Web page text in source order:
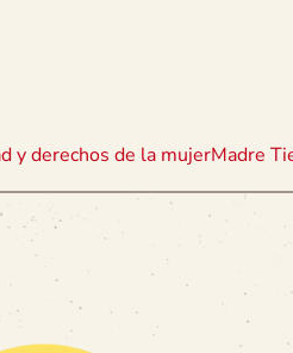
y derechos de la mujerMadre